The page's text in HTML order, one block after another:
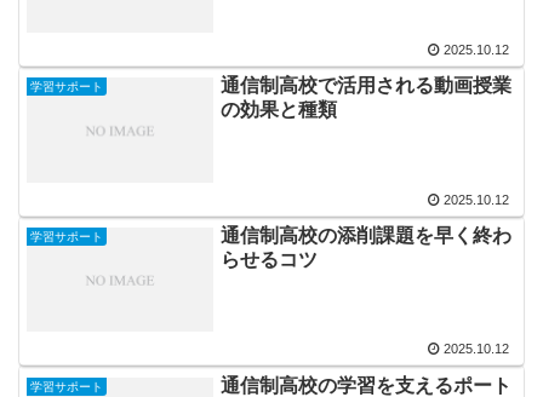
2025.10.12
学習サポート
通信制高校で活用される動画授業
の効果と種類
2025.10.12
学習サポート
通信制高校の添削課題を早く終わ
らせるコツ
2025.10.12
学習サポート
通信制高校の学習を支えるポート